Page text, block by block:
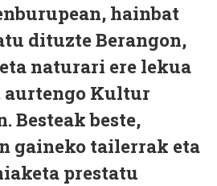
hainbat
dituzte Berangon,
naturari ere lekua
aurtengo Kultur
Besteak beste,
gaineko tailerrak eta
prestatu